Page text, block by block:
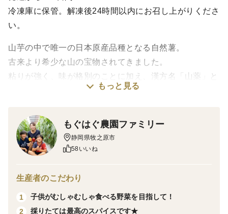
冷凍庫に保管。解凍後24時間以内にお召し上がりくださ
い。
山芋の中で唯一の日本原産品種となる自然薯。
古来より希少な山の宝物されてきました。
粘りが強く、味が格別のことに加え、漢方名「山薬」と
して様々な効用が説かれています。
「とろろ汁料理」は、自然薯をすりおろしたとろろを、
麦飯にかけて食べるシンプルな料理。
東海道五十三次の宿場町「丸子(まりこ)宿」の名物料理
東海道の難所の間にあった丸子宿で、旅人にとろろ汁を
もっと見る
もぐはぐ農園ファミリー
静岡県牧之原市
58いいね
生産者のこだわり
1
子供がむしゃむしゃ食べる野菜を目指して！
2
採りたては最高のスパイスです★